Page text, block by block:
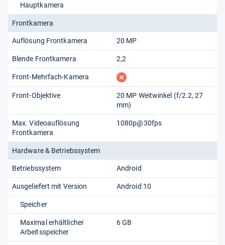
Hauptkamera
Frontkamera
Auflösung Frontkamera 20 MP
Blende Frontkamera 2,2
Front-Mehrfach-Kamera fehlt
Front-Objektive
20 MP Weitwinkel (f/2.2, 27
mm)
Max. Videoauflösung
Frontkamera
1080p@30fps
Hardware & Betriebssystem
Betriebssystem Android
Ausgeliefert mit Version Android 10
Speicher
Maximal erhältlicher
Arbeitsspeicher
6 GB